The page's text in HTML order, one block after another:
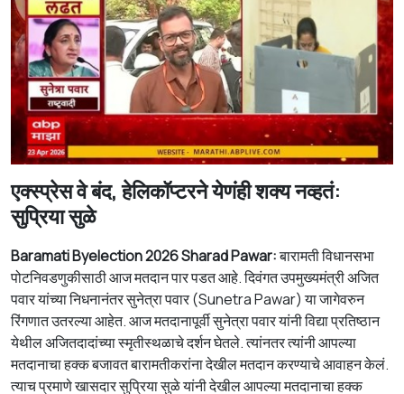
एक्स्प्रेस वे बंद, हेलिकॉप्टरने येणंही शक्य नव्हतं:
सुप्रिया सुळे
Baramati Byelection 2026 Sharad Pawar:बारामती विधानसभा
पोटनिवडणुकीसाठी आज मतदान पार पडत आहे.दिवंगतउपमुख्यमंत्रीअजित
पवार यांच्या निधनानंतर सुनेत्रा पवार (Sunetra Pawar) या जागेवरुन
रिंगणात उतरल्या आहेत. आज मतदानापूर्वी सुनेत्रा पवार यांनी विद्या प्रतिष्ठान
येथील अजितदादांच्या स्मृतीस्थळाचे दर्शन घेतले.त्यांनतरत्यांनीआपल्या
मतदानाचाहक्कबजावतबारामतीकरांनादेखीलमतदानकरण्याचेआवाहनकेलं.
त्याचप्रमाणेखासदारसुप्रियासुळेयांनीदेखीलआपल्यामतदानाचाहक्क